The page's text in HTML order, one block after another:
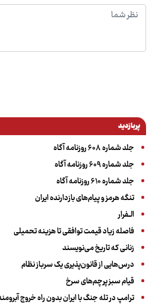
پربازدید
جلد شماره ۶۰۸ روزنامه آگاه
جلد شماره ۶۰۹ روزنامه آگاه
جلد شماره ۶۱۰ روزنامه آگاه
تنگه هرمز و پیام‌های بازدارنده ایران
الــفرار
فاصله زیاد قیمت توافقی تا هزینه تحمیلی
زنانی که تاریخ می‌نویسند
درس‌هایی از قانون‌پذیری یک سرباز نظام
قیام سبز پرچم‌های سرخ
ترامپ در تله جنگ با ایران بدون راه خروج